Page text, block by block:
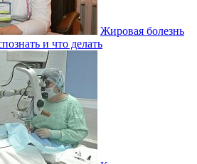
Жировая болезнь
и что делать